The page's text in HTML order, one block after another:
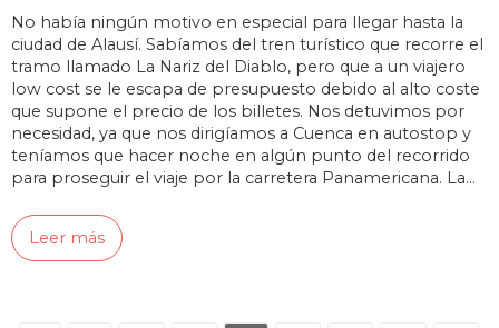
No había ningún motivo en especial para llegar hasta la
ciudad de Alausí. Sabíamos del tren turístico que recorre el
tramo llamado La Nariz del Diablo, pero que a un viajero
low cost se le escapa de presupuesto debido al alto coste
que supone el precio de los billetes. Nos detuvimos por
necesidad, ya que nos dirigíamos a Cuenca en autostop y
teníamos que hacer noche en algún punto del recorrido
para proseguir el viaje por la carretera Panamericana. La…
Leer más